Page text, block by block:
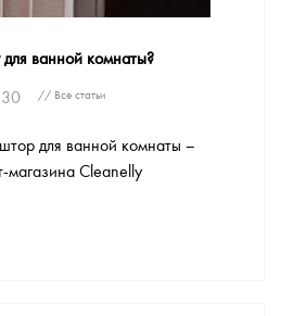
ванной комнаты?
// Все статьи
для ванной комнаты –
магазина Cleanelly